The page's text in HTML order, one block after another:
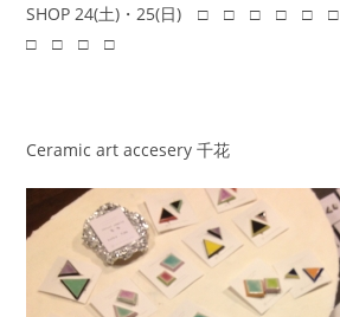
SHOP 24(土)・25(日) □ □ □
□ □ □ □
Ceramic art accesery 千花